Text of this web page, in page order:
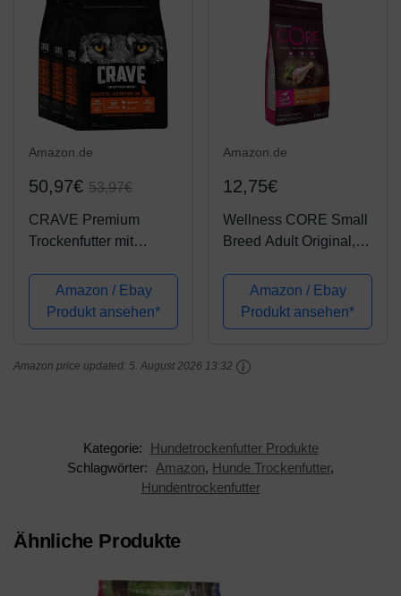
Amazon.de
50,97€ 53,97€
CRAVE Premium
Trockenfutter mit
Hunde – Getreidefreies
Adult Hundefutter mit
hohem Proteingehalt –
k g
Amazon / Ebay
Produkt ansehen*
Amazon.de
12,75€
Wellness CORE Small
Breed Adult Original,
kleine Hunde,
getreidefrei, mit hohem
Fleischanteil, Pute &
Amazon / Ebay
Produkt ansehen*
Amazon price updated: 5. August 2026 13:32
Kategorie:
Hundetrockenfutter Produkte
Schlagwörter:
Amazon, Hunde Trockenfutter,
Hundentrockenfutter
Ähnliche Produkte